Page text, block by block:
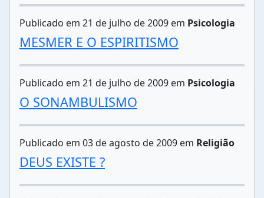
Publicado em 21 de julho de 2009 em Psicologia
MESMER E O ESPIRITISMO
Publicado em 21 de julho de 2009 em Psicologia
O SONAMBULISMO
Publicado em 03 de agosto de 2009 em Religião
DEUS EXISTE ?